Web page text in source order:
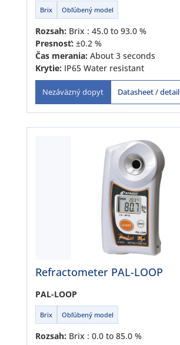
Brix Obľúbený model
Rozsah: Brix : 45.0 to 93.0 %
Presnosť: ±0.2 %
Čas merania: About 3 seconds
Krytie: IP65 Water resistant
Nezáväzný dopyt Datasheet / detail
Refractometer PAL-LOOP
PAL-LOOP
Brix Obľúbený model
Rozsah: Brix : 0.0 to 85.0 %